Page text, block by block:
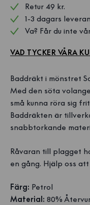
Retur 49 kr.
1-3 dagars
Va? Får du inte
VAD TYCKER VÅRA
Baddräkt i mönstret
Med den söta
små kunna röra sig
Baddräkten är
snabbtorkande
Råvaran till plagget
en gång. Hjälp oss
Färg: Petrol
Material: 80%